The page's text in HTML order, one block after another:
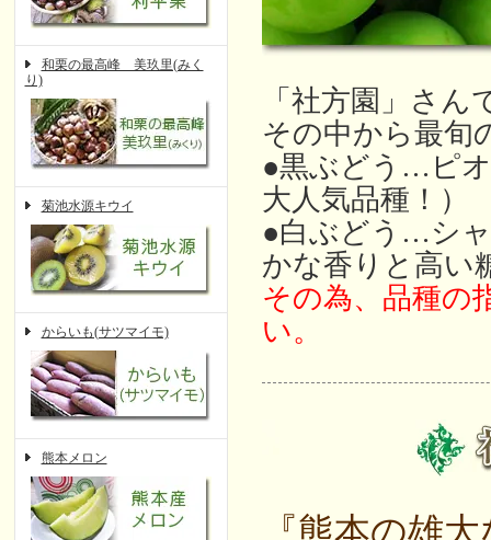
和栗の最高峰 美玖里(みく
り)
菊池水源キウイ
からいも(サツマイモ)
熊本メロン
「社方園」さ
その中から最旬
●黒ぶどう…ピ
大人気品種！）
●白ぶどう…シ
かな香りと高い
その為、品種の
い。
『熊本の雄